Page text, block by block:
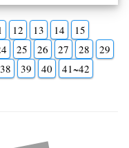
12 13 14
15
25 26 27 28
29
38 39 40
41~42